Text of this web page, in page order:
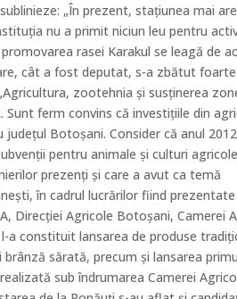
„În prezent, staţiunea mai
nu a primit niciun leu pentru
rasei Karakul se leagă de
cât a fost deputat, s-a zbătut
zootehnia şi susţinerea
ferm convins că investiţiile din
Botoşani. Consider că anul
pentru animale şi culturi
prezenţi şi care a avut ca temă
în cadrul lucrărilor fiind
Direcţiei Agricole Botoşani, Camerei
constituit lansarea de produse
sărată, precum şi lansarea
sub îndrumarea Camerei